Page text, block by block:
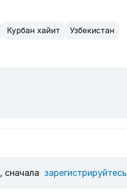
Курбан хайит
Узбекистан
сначала зарегистрируйтесь